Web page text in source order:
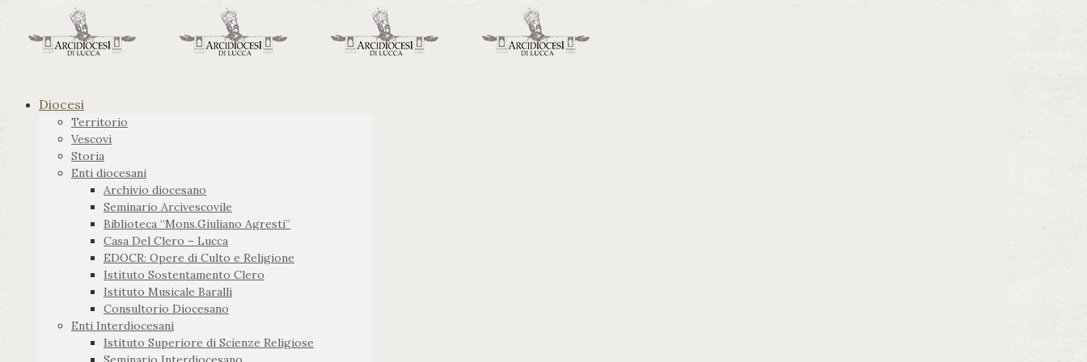
Diocesi
Territorio
Vescovi
Storia
Enti diocesani
Archivio diocesano
Seminario Arcivescovile
Biblioteca “Mons.Giuliano Agresti”
Casa Del Clero – Lucca
EDOCR: Opere di Culto e Religione
Istituto Sostentamento Clero
Istituto Musicale Baralli
Consultorio Diocesano
Enti Interdiocesani
Istituto Superiore di Scienze Religiose